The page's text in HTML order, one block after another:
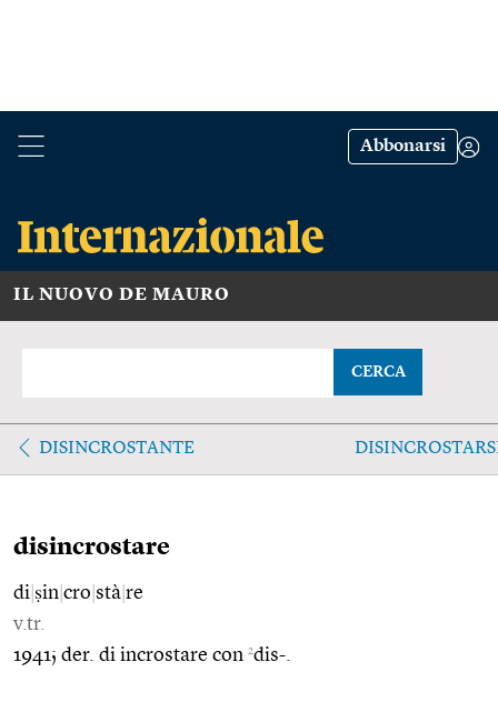
Abbonarsi
IL NUOVO DE MAURO
CERCA
DISINCROSTANTE
disincrostare
di ṣin cro stà re
v.tr.
1941; der. di incrostare con 2dis-.